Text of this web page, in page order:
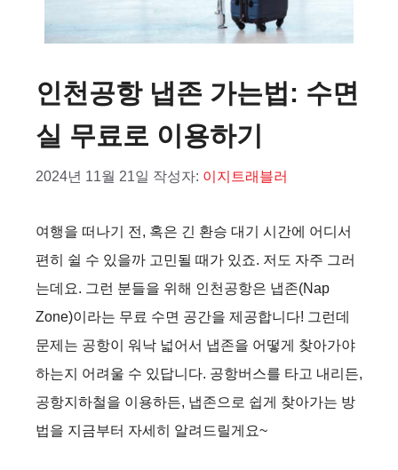
인천공항 냅존 가는법: 수면
실 무료로 이용하기
2024년 11월 21일 작성자: 이지트래블러
여행을 떠나기 전, 혹은 긴 환승 대기 시간에 어디서
편히 쉴 수 있을까 고민될 때가 있죠. 저도 자주 그러
는데요. 그런 분들을 위해 인천공항은 냅존(Nap
Zone)이라는 무료 수면 공간을 제공합니다! 그런데
문제는 공항이 워낙 넓어서 냅존을 어떻게 찾아가야
하는지 어려울 수 있답니다. 공항버스를 타고 내리든,
공항지하철을 이용하든, 냅존으로 쉽게 찾아가는 방
법을 지금부터 자세히 알려드릴게요~